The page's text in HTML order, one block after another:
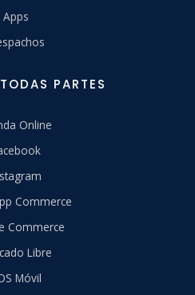
Apps
PARTES
Online
Commerce
Commerce
Libre
Móvil